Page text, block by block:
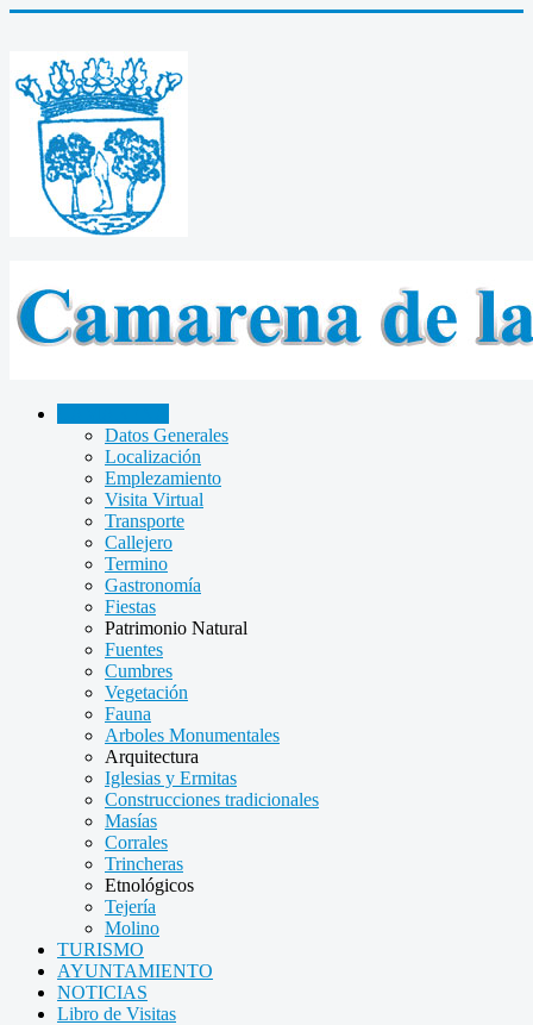
Datos Generales
Localización
Emplezamiento
Visita Virtual
Transporte
Callejero
Termino
Gastronomía
Fiestas
Patrimonio Natural
Fuentes
Cumbres
Vegetación
Fauna
Arboles Monumentales
Arquitectura
Iglesias y Ermitas
Construcciones tradicionales
Masías
Corrales
Trincheras
Etnológicos
Tejería
Molino
TURISMO
AYUNTAMIENTO
NOTICIAS
Libro de Visitas